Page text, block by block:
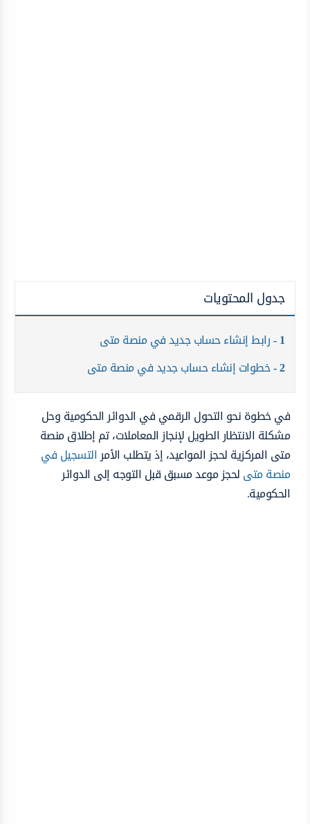
جدول المحتويات
1 رابط إنشاء حساب جديد في منصة متى
2 خطوات إنشاء حساب جديد في منصة متى
في خطوة نحو التحول الرقمي في الدوائر الحكومية وحل
مشكلة الانتظار الطويل لإنجاز المعاملات، تم إطلاق منصة
متى المركزية لحجز المواعيد، إذ يتطلب الأمرالتسجيل في
منصة متىلحجز موعد مسبق قبل التوجه إلى الدوائر
الحكومية.